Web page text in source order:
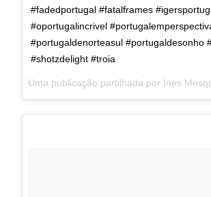
#fadedportugal #fatalframes
#oportugalincrivel
#portugaldenorteasul #portugaldesonho
#shotzdelight #troia